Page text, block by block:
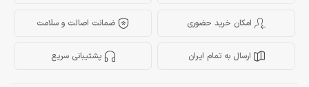
امکان خرید حضوری ضمانت اصالت و سلامت
ارسال به تمام ایران پشتیبانی سریع